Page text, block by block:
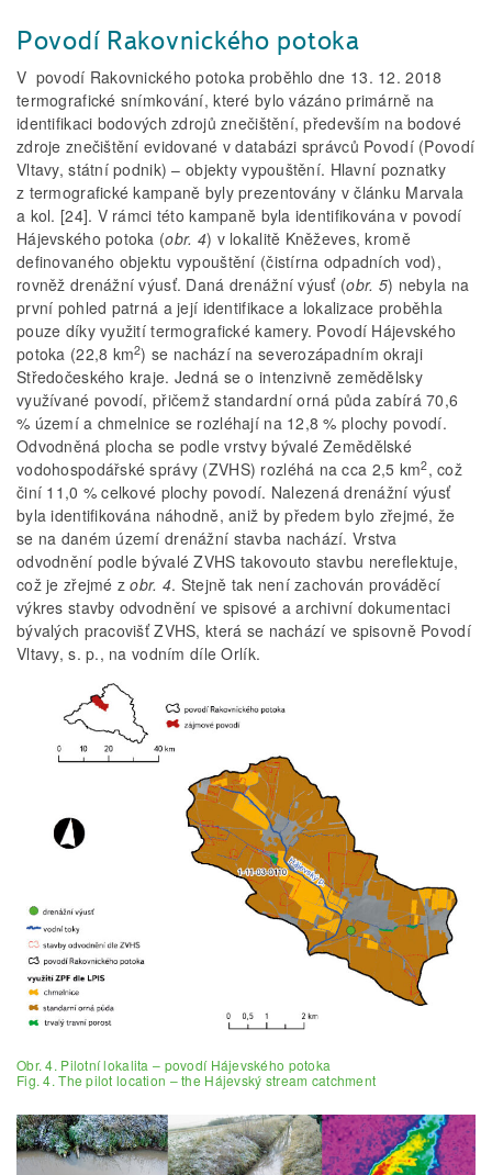
Povodí Rakovnického potoka
V povodí Rakovnického potoka proběhlo dne 13. 12. 2018
termografické snímkování, které bylo vázáno primárně na
identifikaci bodových zdrojů znečištění, především na bodové
zdroje znečištění evidované v databázi správců Povodí (Povodí
Vltavy, státní podnik) – objekty vypouštění. Hlavní poznatky
z termografické kampaně byly prezentovány v článku Marvala
a kol. [24]. V rámci této kampaně byla identifikována v povodí
Hájevského potoka (obr. 4) v lokalitě Kněževes, kromě
definovaného objektu vypouštění (čistírna odpadních vod),
rovněž drenážní výusť. Daná drenážní výusť (obr. 5) nebyla na
první pohled patrná a její identifikace a lokalizace proběhla
pouze díky využití termografické kamery. Povodí Hájevského
potoka (22,8 km2) se nachází na severozápadním okraji
Středočeského kraje. Jedná se o intenzivně zemědělsky
využívané povodí, přičemž standardní orná půda zabírá 70,6
% území a chmelnice se rozléhají na 12,8 % plochy povodí.
Odvodněná plocha se podle vrstvy bývalé Zemědělské
vodohospodářské správy (ZVHS) rozléhá na cca 2,5 km2, což
činí 11,0 % celkové plochy povodí. Nalezená drenážní výusť
byla identifikována náhodně, aniž by předem bylo zřejmé, že
se na daném území drenážní stavba nachází. Vrstva
odvodnění podle bývalé ZVHS takovouto stavbu nereflektuje,
což je zřejmé zobr. 4. Stejně tak není zachován prováděcí
výkres stavby odvodnění ve spisové a archivní dokumentaci
bývalých pracovišť ZVHS, která se nachází ve spisovně Povodí
Vltavy, s. p., na vodním díle Orlík.
Obr. 4. Pilotní lokalita – povodí Hájevského potoka
Fig. 4. The pilot location – the Hájevský stream catchment